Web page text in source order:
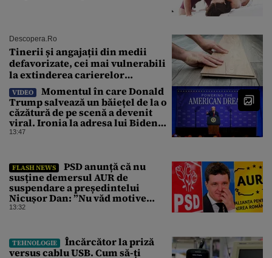
Descopera.ro
Tinerii și angajații din medii
defavorizate, cei mai vulnerabili
la extinderea carierelor
profesionale
VIDEO
Momentul în care Donald
Trump salvează un băiețel de la o
căzătură de pe scenă a devenit
viral. Ironia la adresa lui Biden
care a stârnit râsete
13:47
FLASH NEWS
PSD anunță că nu
susține demersul AUR de
suspendare a președintelui
Nicușor Dan: ”Nu văd motive
pentru care președintele ar trebui
13:32
TEHNOLOGIE
Încărcător la priză
versus cablu USB. Cum să-ți